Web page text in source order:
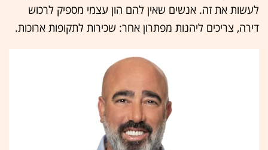
לעשות את זה. אנשים שאין להם הון עצמי מספיק לרכוש
דירה, צריכים ליהנות מפתרון אחר: שכירות לתקופות ארוכות.